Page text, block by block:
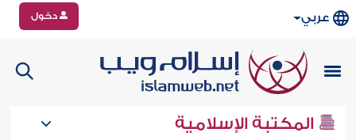
عربي دخول
المكتبة الإسلامية